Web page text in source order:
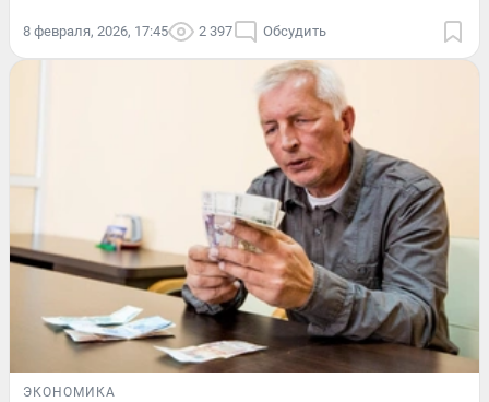
8 февраля, 2026, 17:45 2 397 Обсудить
ЭКОНОМИКА